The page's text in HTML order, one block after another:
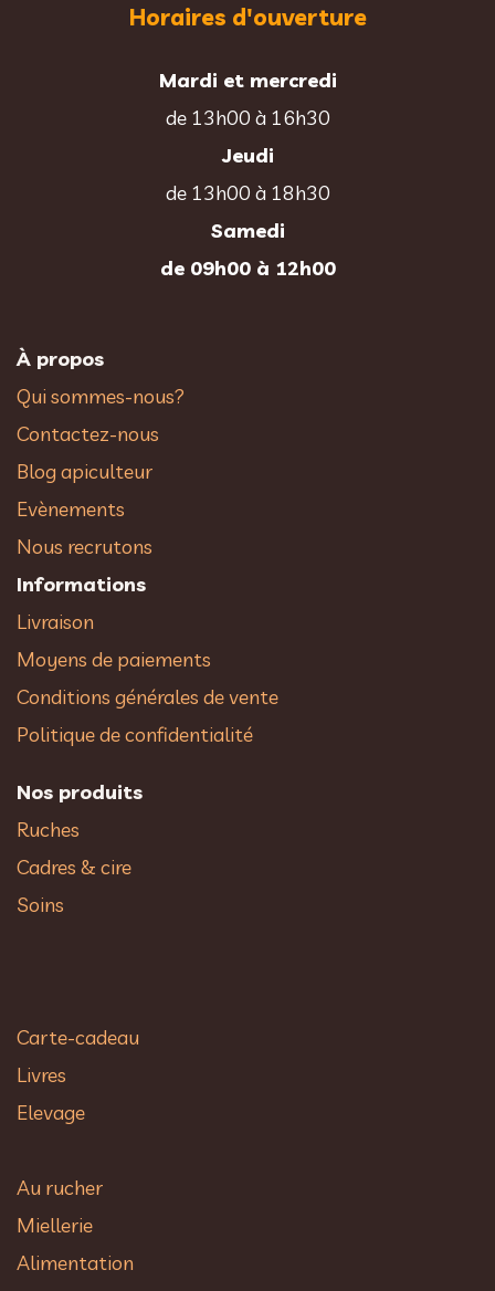
Horaires d'ouverture
Mardi et mercredi
de 13h00 à 16h30
Jeudi
de 13h00 à 18h30
Samedi
de 09h00 à 12h00
À propos
Qui sommes-nous?
Contactez-nous
Blog apiculteur
Evènements
Nous recrutons
Informations
Livraison
Moyens de paiements
Conditions générales de vente
Politique de confidentialité
Nos produits
Ruches
Cadres & cire
Soins
Carte-cadeau
Livres
Elevage
Au rucher​
Miellerie
Alimentation